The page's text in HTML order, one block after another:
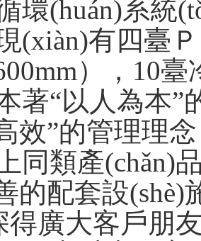
環(huán)系
有四臺Ｐ
），
著“以人為本”的
、高效”的管理
同類產(chǎn)
的配套設(shè)
廣大客戶朋友